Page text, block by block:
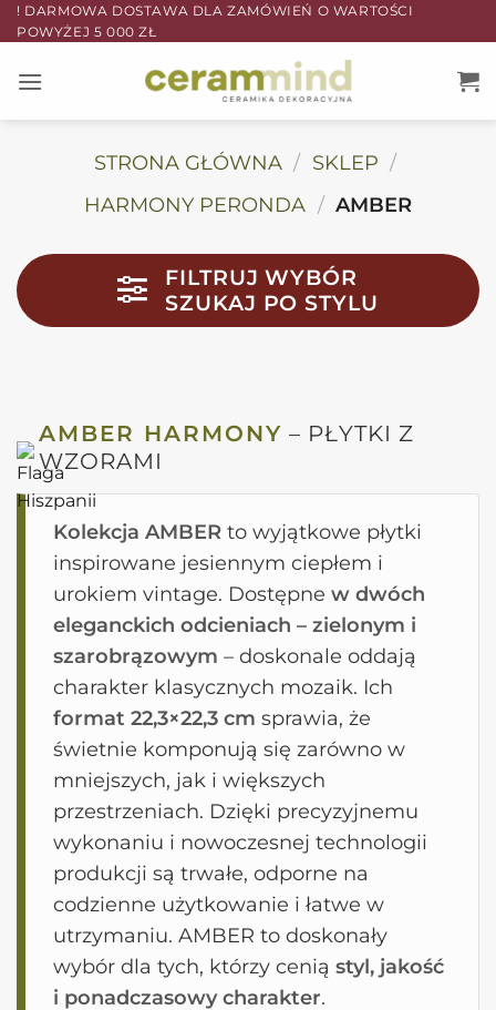
Przewiń
do
! DARMOWA DOSTAWA DLA ZAMÓWIEŃ O WARTOŚCI
POWYŻEJ 5 000 ZŁ
STRONA GŁÓWNA / SKLEP /
HARMONY PERONDA / AMBER
FILTRUJ WYBÓR
SZUKAJ PO STYLU
AMBER HARMONY – PŁYTKI Z
WZORAMI
Kolekcja AMBER to wyjątkowe płytki
inspirowane jesiennym ciepłem i
urokiem vintage. Dostępne w dwóch
eleganckich odcieniach – zielonym i
szarobrązowym – doskonale oddają
charakter klasycznych mozaik. Ich
format 22,3×22,3 cm sprawia, że
świetnie komponują się zarówno w
mniejszych, jak i większych
przestrzeniach. Dzięki precyzyjnemu
wykonaniu i nowoczesnej technologii
produkcji są trwałe, odporne na
codzienne użytkowanie i łatwe w
utrzymaniu. AMBER to doskonały
wybór dla tych, którzy cenią styl, jakość
i ponadczasowy charakter.